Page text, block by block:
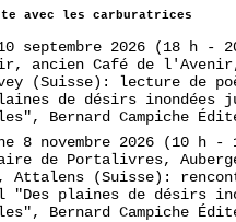
avec les carburatrices
septembre 2026 (18 h -
ancien Café de
(Suisse): lecture de
de désirs inondées
Bernard Campiche
8 novembre 2026 (10 h
de Portalivres,
Attalens (Suisse):
"Des plaines de désirs
Bernard Campiche